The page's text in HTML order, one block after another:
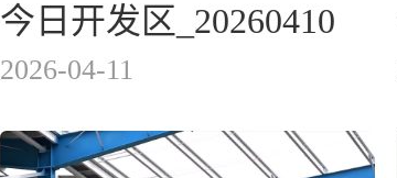
今日开发区_20260410
2026-04-11